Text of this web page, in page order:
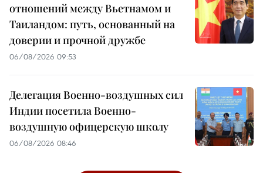
отношений между Вьетнамом и
Таиландом: путь, основанный на
доверии и прочной дружбе
06/08/2026 09:53
Делегация Военно-воздушных сил
Индии посетила Военно-
воздушную офицерскую школу
06/08/2026 08:46